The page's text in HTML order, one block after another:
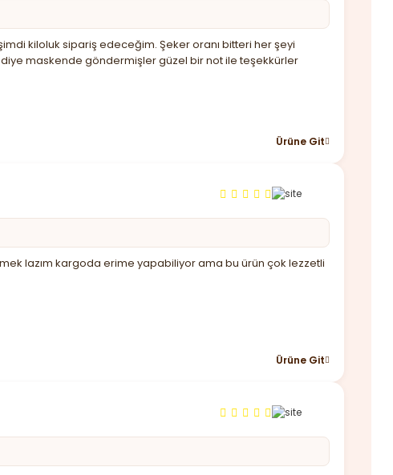
kiloluk sipariş edeceğim. Şeker oranı bitteri her şeyi
maskende göndermişler güzel bir not ile teşekkürler
Ürüne Git
lazım kargoda erime yapabiliyor ama bu ürün çok lezzetli
Ürüne Git